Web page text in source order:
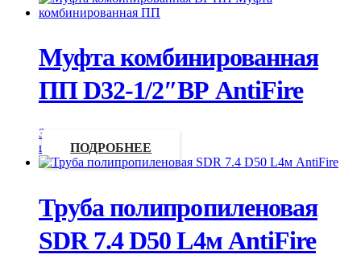
Муфта комбинированная
ПП D32-1/2″ВР AntiFire
Запросить
цену
ПОДРОБНЕЕ
Труба полипропиленовая
SDR 7.4 D50 L4м AntiFire